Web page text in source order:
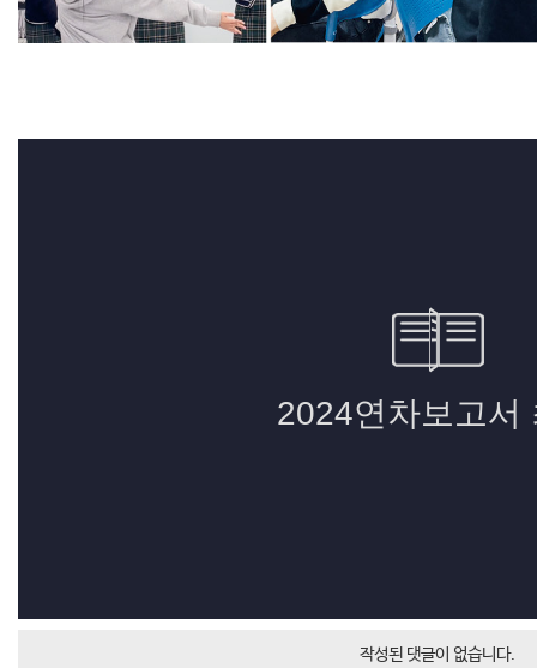
작성된 댓글이 없습니다.